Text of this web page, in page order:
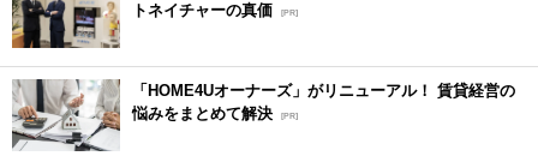
トネイチャーの真価 [PR]
「HOME4Uオーナーズ」がリニューアル！ 賃貸経営の
悩みをまとめて解決 [PR]